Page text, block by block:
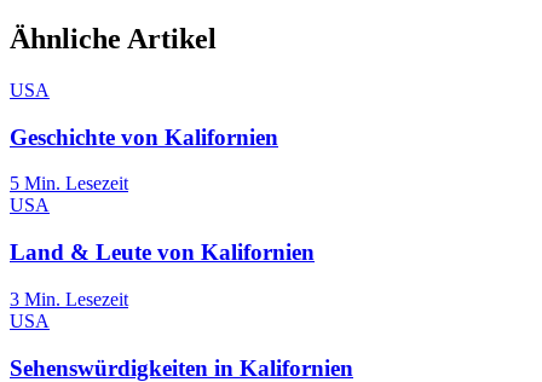
Ähnliche Artikel
USA
Geschichte von Kalifornien
5 Min. Lesezeit
USA
Land & Leute von Kalifornien
3 Min. Lesezeit
USA
Sehenswürdigkeiten in Kalifornien